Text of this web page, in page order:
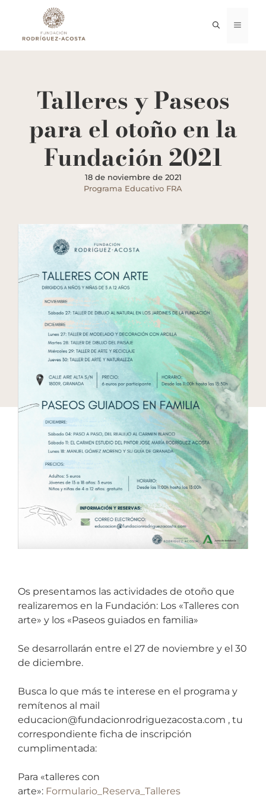
contenido
MENÚ
Talleres y Paseos
para el otoño en la
Fundación 2021
18 de noviembre de 2021
Programa Educativo FRA
Os presentamos las actividades de otoño que
realizaremos en la Fundación: Los «Talleres con
arte» y los «Paseos guiados en familia»
Se desarrollarán entre el 27 de noviembre y el 30
de diciembre.
Busca lo que más te interese en el programa y
remítenos al mail
educacion@fundacionrodriguezacosta.com , tu
correspondiente ficha de inscripción
cumplimentada:
Para «talleres con
arte»: Formulario_Reserva_Talleres